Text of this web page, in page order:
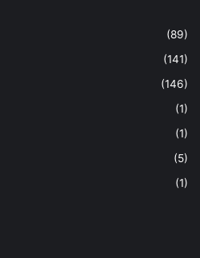
(89)
(141)
(146)
(1)
(1)
(5)
(1)